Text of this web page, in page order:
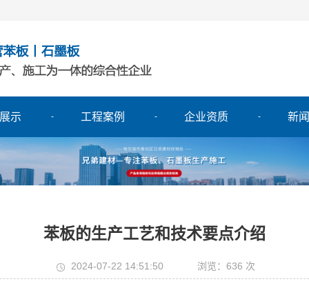
示 工程案例 企业资质 新
苯板的生产工艺和技术要点介绍
2024-07-22 14:51:50 浏览：636 次